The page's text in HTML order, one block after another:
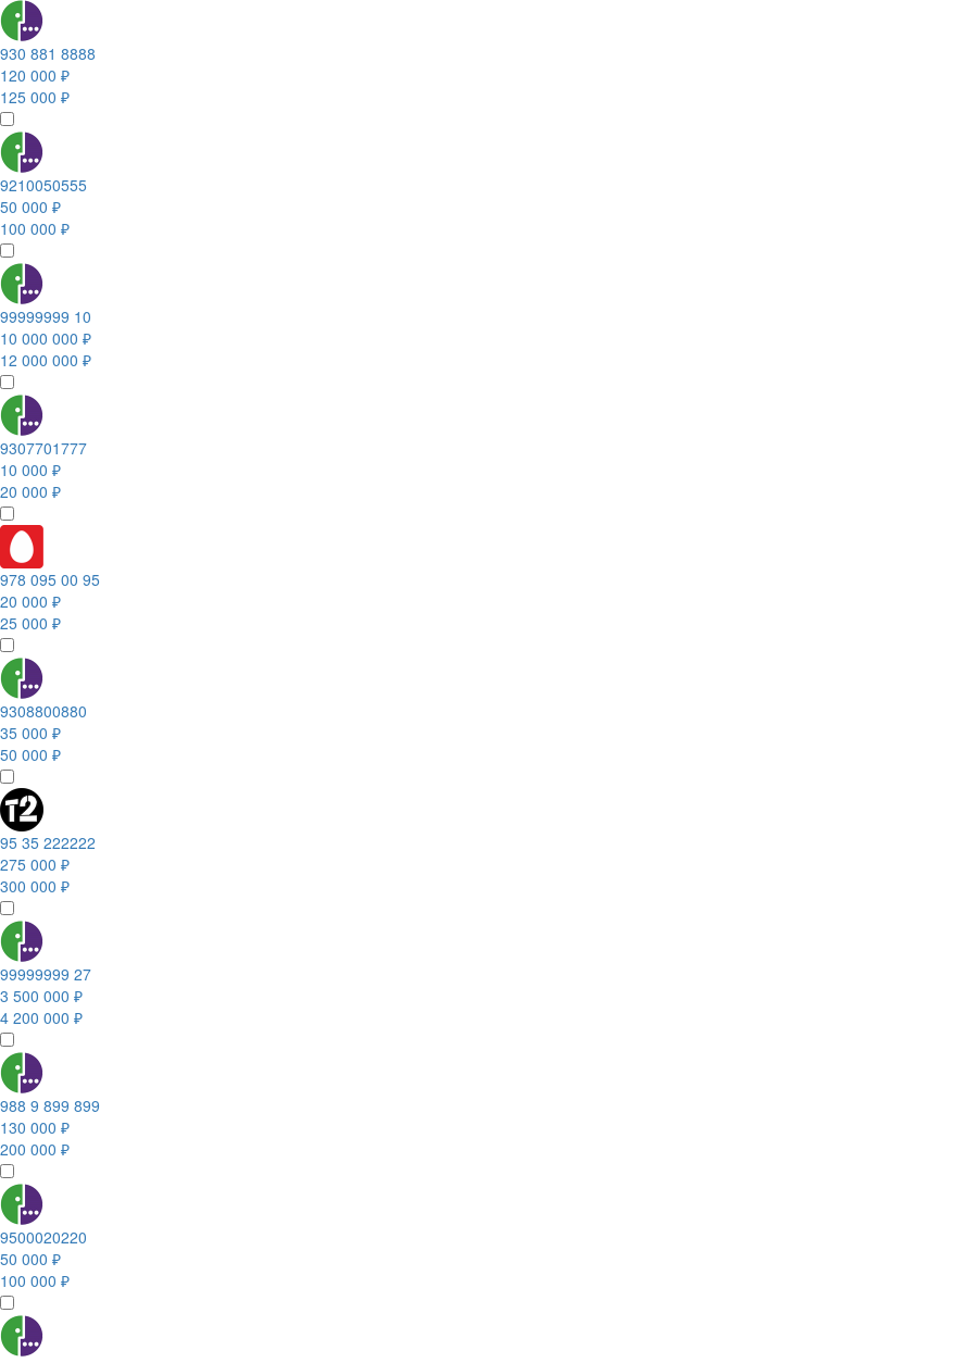
930 881 8888
120 000 ₽
125 000 ₽
9210050555
50 000 ₽
100 000 ₽
99999999 10
10 000 000 ₽
12 000 000 ₽
9307701777
10 000 ₽
20 000 ₽
978 095 00 95
20 000 ₽
25 000 ₽
9308800880
35 000 ₽
50 000 ₽
95 35 222222
275 000 ₽
300 000 ₽
99999999 27
3 500 000 ₽
4 200 000 ₽
988 9 899 899
130 000 ₽
200 000 ₽
9500020220
50 000 ₽
100 000 ₽